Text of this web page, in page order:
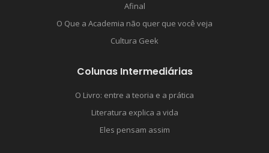
Afinal
O Que a Academia não quer que você veja
Cultura Geek
Colunas Intermediárias
O Livro: entre a teoria e a prática
Literatura explica a vida
Eles pensam assim